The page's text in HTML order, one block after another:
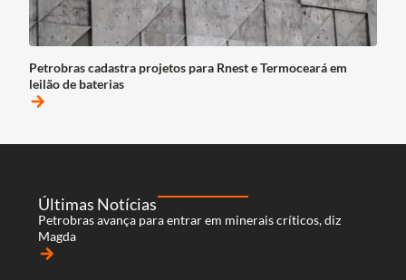
Petrobras cadastra projetos para Rnest e Termoceará em
leilão de baterias
arrow_forward
Últimas Notícias
Petrobras avança para entrar em minerais críticos, diz
Magda
arrow_forward